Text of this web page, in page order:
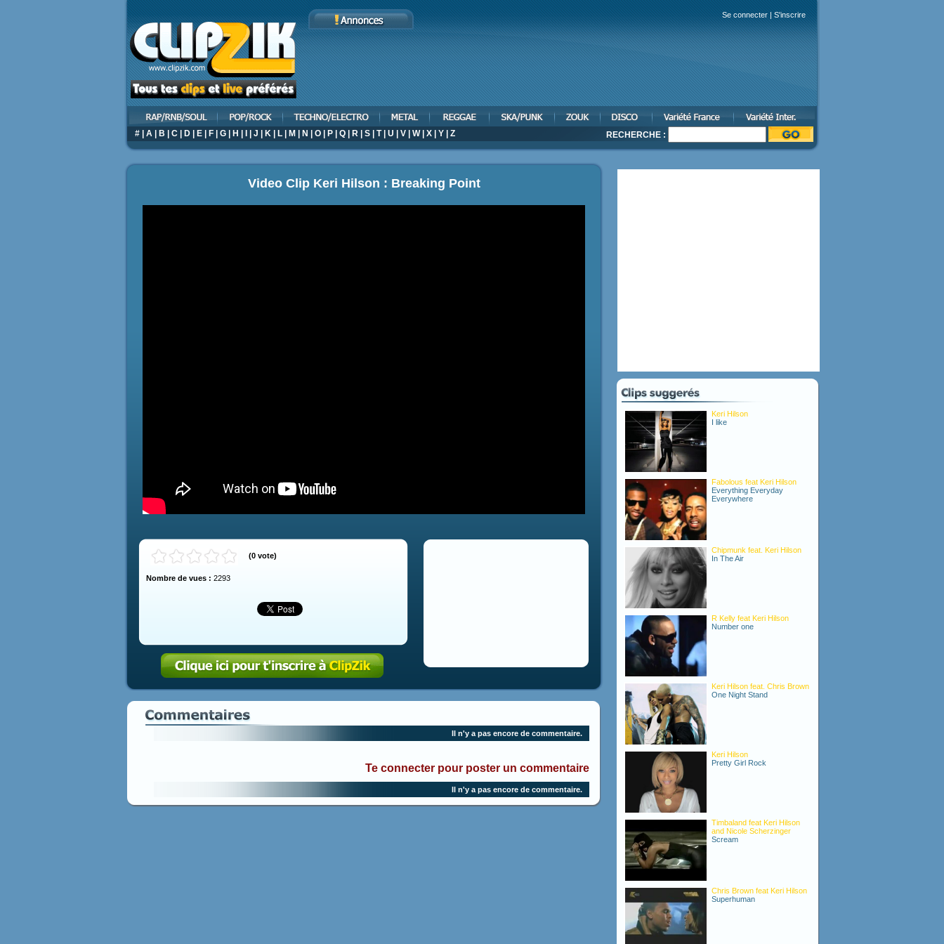
Se connecter | S'inscrire
# A B C D E F G H J K L M N O P Q R S T| U V W| X Y Z RECHERCHE :
Video Clip Keri Hilson : Breaking Point
(0 vote)
Nombre de vues : 2293
Il n'y a pas encore de commentaire.
Te connecter pour poster un commentaire
Il n'y a pas encore de commentaire.
Keri Hilson
I like
Fabolous feat Keri Hilson
Everything Everyday
Everywhere
Chipmunk feat. Keri Hilson
In The Air
R Kelly feat Keri Hilson
Number one
Keri Hilson feat. Chris Brown
One Night Stand
Keri Hilson
Pretty Girl Rock
Timbaland feat Keri Hilson
and Nicole Scherzinger
Scream
Chris Brown feat Keri Hilson
Superhuman